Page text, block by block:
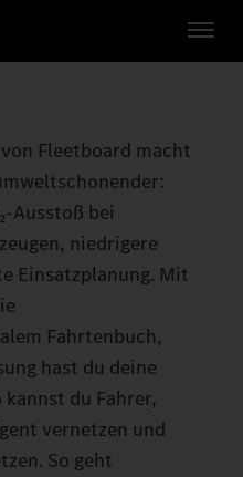
Fleetboard macht
Ausstoß bei
niedrigere
Einsatzplanung. Mit
Fahrtenbuch,
hast du deine
du Fahrer,
vernetzen und
So geht